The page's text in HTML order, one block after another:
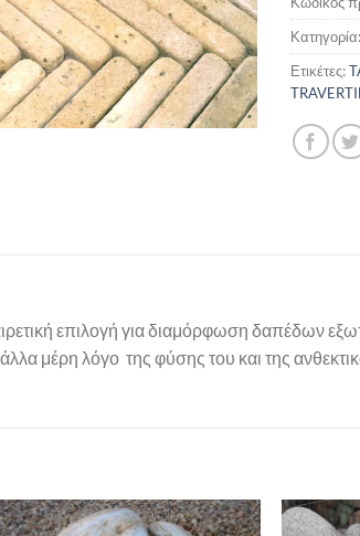
Κατηγορία:
Ετικέτες:
επιλογή για διαμόρφωση δαπέδων
μέρη λόγο της φύσης του και της